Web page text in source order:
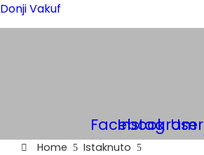
Donji Vakuf
Facebook
Instagram
User
Home
Istaknuto